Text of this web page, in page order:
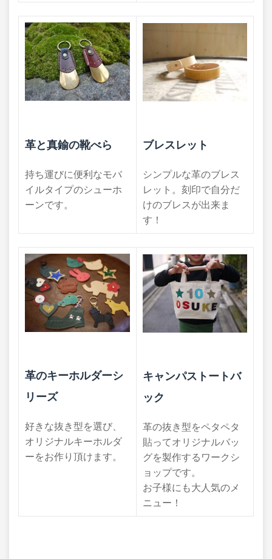
革と真鍮の靴べら
持ち運びに便利なモバ
イルタイプのシューホ
ーンです。​
ブレスレット
シンプルな革のブレス
レット。刻印で自分だ
けのブレスが出来ま
す！
革のキーホルダーシ
リーズ
好きな抜き型を選び、
オリジナルキーホルダ
ーをお作り頂けます。
キャンパストートバ
ック
革の抜き型をペタペタ
貼ってオリジナルバッ
グを製作するワークシ
ョップです。
お子様にも大人気のメ
ニュー！